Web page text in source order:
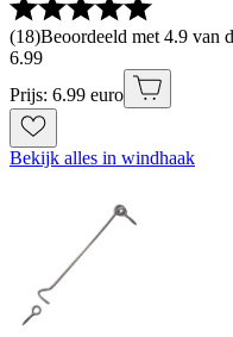
(18)Beoordeeld met 4.9 van
6.99
Prijs: 6.99 euro
Bekijk alles in windhaak